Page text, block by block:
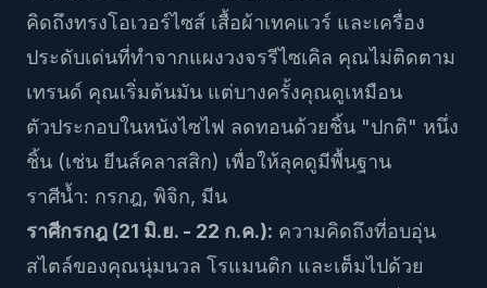
คิดถึงทรงโอเวอร์ไซส์ เสื้อผ้าเทคแวร์ และเครื่อง
ประดับเด่นที่ทำจากแผงวงจรรีไซเคิล คุณไม่ติดตาม
เทรนด์ คุณเริ่มต้นมัน แต่บางครั้งคุณดูเหมือน
ตัวประกอบในหนังไซไฟ ลดทอนด้วยชิ้น "ปกติ" หนึ่ง
ชิ้น (เช่น ยีนส์คลาสสิก) เพื่อให้ลุคดูมีพื้นฐาน
ราศีน้ำ: กรกฎ, พิจิก, มีน
ราศีกรกฎ (21 มิ.ย. - 22 ก.ค.): ความคิดถึงที่อบอุ่น
สไตล์ของคุณนุ่มนวล โรแมนติก และเต็มไปด้วย